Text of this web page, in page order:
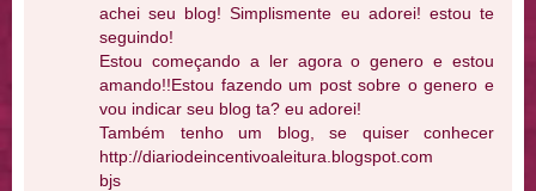
achei seu blog! Simplismente eu adorei! estou te
seguindo!
Estou começando a ler agora o genero e estou
amando!!Estou fazendo um post sobre o genero e
vou indicar seu blog ta? eu adorei!
Também tenho um blog, se quiser conhecer
http://diariodeincentivoaleitura.blogspot.com
bjs